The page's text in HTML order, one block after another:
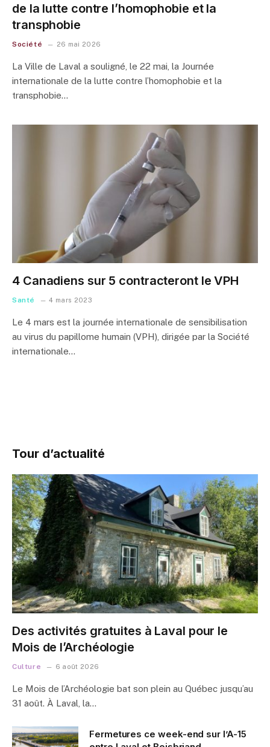
de la lutte contre l’homophobie et la
transphobie
Société 26 mai 2026
La Ville de Laval a souligné, le 22 mai, la Journée
internationale de la lutte contre l’homophobie et la
transphobie…
4 Canadiens sur 5 contracteront le VPH
Santé 4 mars 2023
Le 4 mars est la journée internationale de sensibilisation
au virus du papillome humain (VPH), dirigée par la Société
internationale…
Tour d’actualité
Des activités gratuites à Laval pour le
Mois de l’Archéologie
Culture 6 août 2026
Le Mois de l’Archéologie bat son plein au Québec jusqu’au
31 août. À Laval, la…
Fermetures ce week-end sur l’A-15